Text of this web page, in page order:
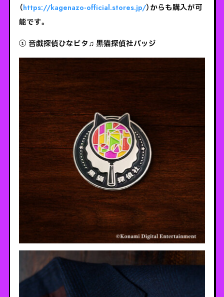
（https://kagenazo-official.stores.jp/）からも購入が可
能です。
① 音戯探偵ひなビタ♫ 黒猫探偵社バッジ